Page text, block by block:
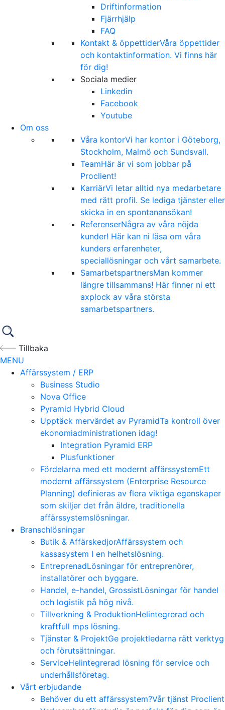
Driftinformation
Fjärrhjälp
FAQ
Kontakt & öppettiderVåra öppettider
och kontaktinformation. Vi finns här
för dig!
Sociala medier
Linkedin
Facebook
Youtube
Om oss
Våra kontorVi har kontor i Göteborg,
Stockholm, Malmö och Sundsvall.
TeamHär är vi som jobbar på
Proclient!
KarriärVi letar alltid nya medarbetare
med rätt profil. Se lediga tjänster eller
skicka in en spontanansökan!
ReferenserNågra av våra nöjda
kunder! Här kan ni läsa om våra
kunders erfarenheter,
speciallösningar och vårt samarbete.
SamarbetspartnersMan kommer
längre tillsammans! Här finner ni ett
axplock av våra största
samarbetspartners.
Tillbaka
MENU
Affärssystem / ERP
Business Studio
Nova Office
Pyramid Hybrid Cloud
Upptäck mervärdet av PyramidTa kontroll över
ekonomiadministrationen idag!
Integration Pyramid ERP
Plusfunktioner
Fördelarna med ett modernt affärssystemEtt
modernt affärssystem (Enterprise Resource
Planning) definieras av flera viktiga egenskaper
som skiljer det från äldre, traditionella
affärssystemslösningar.
Branschlösningar
Butik & AffärskedjorAffärssystem och
kassasystem I en helhetslösning.
EntreprenadLösningar för entreprenörer,
installatörer och byggare.
Handel, e-handel, GrossistLösningar för handel
och logistik på hög nivå.
Tillverkning & ProduktionHelintegrerad och
kraftfull mps lösning.
Tjänster & ProjektGe projektledarna rätt verktyg
och förutsättningar.
ServiceHelintegrerad lösning för service och
underhållsföretag.
Vårt erbjudande
Behöver du ett affärssystem?Vår tjänst Proclient